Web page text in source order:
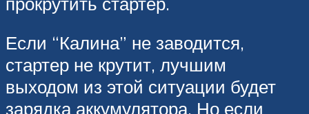
Если “Калина” не заводится,
стартер не крутит, лучшим
выходом из этой ситуации будет
зарядка аккумулятора. Но если